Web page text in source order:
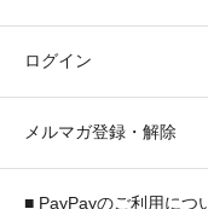
ログイン
メルマガ登録・解除
■ PayPayのご利用につ